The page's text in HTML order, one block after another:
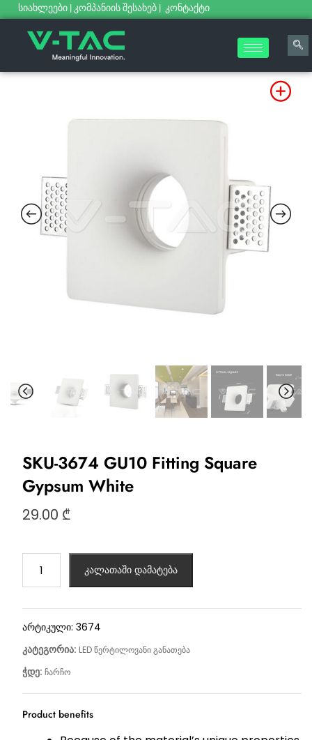
სიახლეები | კომპანიის შესახებ | კონტაქტი
SKU-3674 GU10 Fitting Square
Gypsum White
29.00 ₾
კალათაში დამატება
არტიკული:
კატეგორია:
LED წერტილოვანი განათება
ჭდე:
Product benefits